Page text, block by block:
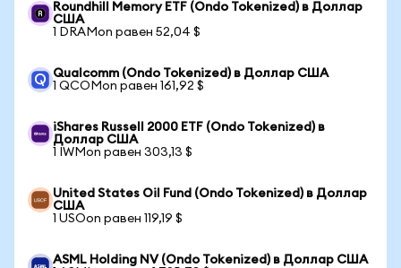
Roundhill Memory ETF (Ondo Tokenized) в Доллар
США
1 DRAMon равен 52,04 $
Qualcomm (Ondo Tokenized) в Доллар США
1 QCOMon равен 161,92 $
iShares Russell 2000 ETF (Ondo Tokenized) в
Доллар США
1 IWMon равен 303,13 $
United States Oil Fund (Ondo Tokenized) в Доллар
США
1 USOon равен 119,19 $
ASML Holding NV (Ondo Tokenized) в Доллар США